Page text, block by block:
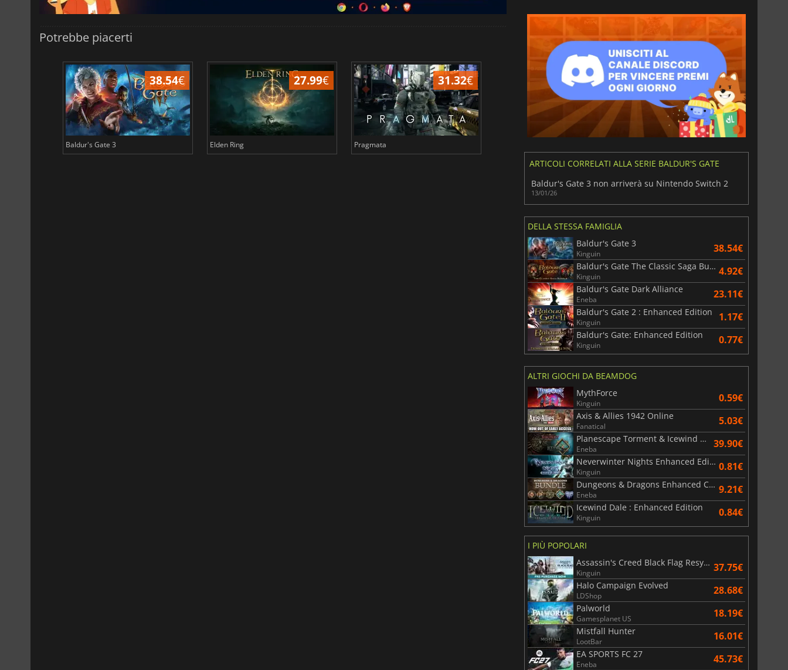
Potrebbe piacerti
38.54€
Baldur's Gate 3
27.99€
Elden Ring
31.32€
Pragmata
6.77€ 15.48
ARTICOLI CORRELATI ALLA SERIE BALDUR'S GATE
Baldur's Gate 3 non arriverà su Nintendo Switch 2
13/01/26
DELLA STESSA FAMIGLIA
Baldur's Gate 3
Kinguin 38.54€
Baldur's Gate The Classic Saga Bundle
Kinguin 4.92€
Baldur's Gate Dark Alliance
Eneba 23.11€
Baldur's Gate 2 : Enhanced Edition
Kinguin 1.17€
Baldur's Gate: Enhanced Edition
Kinguin 0.77€
ALTRI GIOCHI DA BEAMDOG
MythForce
Kinguin 0.59€
Axis & Allies 1942 Online
Fanatical 5.03€
Planescape Torment & Icewind Dale Enhanced Editions
Eneba 39.90€
Neverwinter Nights Enhanced Edition
Kinguin 0.81€
Dungeons & Dragons Enhanced Classics Bundle
Eneba 9.21€
Icewind Dale : Enhanced Edition
Kinguin 0.84€
I PIÙ POPOLARI
Assassin's Creed Black Flag Resynced
Kinguin 37.75€
Halo Campaign Evolved
LDShop 28.68€
Palworld
Gamesplanet US 18.19€
Mistfall Hunter
LootBar 16.01€
EA SPORTS FC 27
Eneba 45.73€